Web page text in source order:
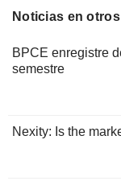
Noticias en
BPCE enregistre
semestre
Nexity: Is the